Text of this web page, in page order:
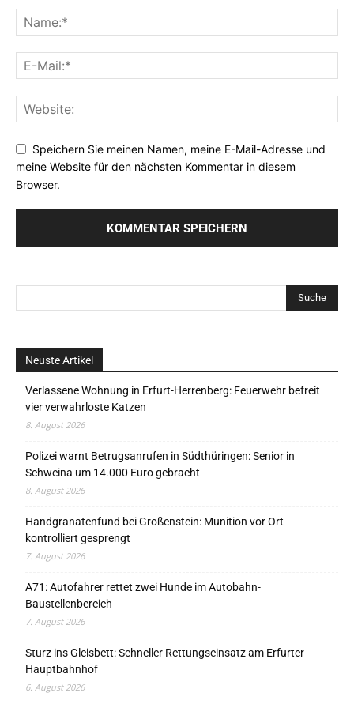
Speichern Sie meinen Namen, meine E-Mail-Adresse und
meine Website für den nächsten Kommentar in diesem
Browser.
Neuste Artikel
Verlassene Wohnung in Erfurt-Herrenberg: Feuerwehr befreit
vier verwahrloste Katzen
8. August 2026
Polizei warnt Betrugsanrufen in Südthüringen: Senior in
Schweina um 14.000 Euro gebracht
8. August 2026
Handgranatenfund bei Großenstein: Munition vor Ort
kontrolliert gesprengt
7. August 2026
A71: Autofahrer rettet zwei Hunde im Autobahn-
Baustellenbereich
7. August 2026
Sturz ins Gleisbett: Schneller Rettungseinsatz am Erfurter
Hauptbahnhof
6. August 2026